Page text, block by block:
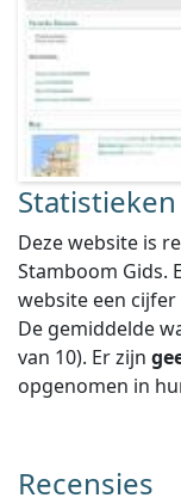
Statistieken
Deze website is
Stamboom Gids.
website een
De gemiddelde
van 10). Er zijn
opgenomen in
Recensies